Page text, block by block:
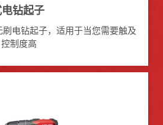
钻起子
刷电钻起子，适用于当您需要触及
制度高